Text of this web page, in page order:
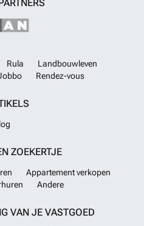
Rula
Landbouwleven
Rendez-vous
ZOEKERTJE
Appartement verkopen
Andere
VAN JE VASTGOED